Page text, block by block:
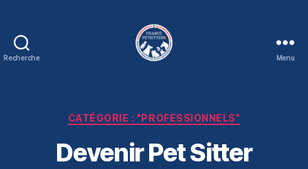
Recherche Menu
Catégories
CATÉGORIE : "PROFESSIONNELS"
Devenir Pet Sitter